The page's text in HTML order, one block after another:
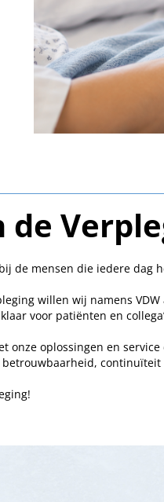
de
de mensen die iedere dag
willen wij namens
voor patiënten en
onze oplossingen en
betrouwbaarheid, continuïteit